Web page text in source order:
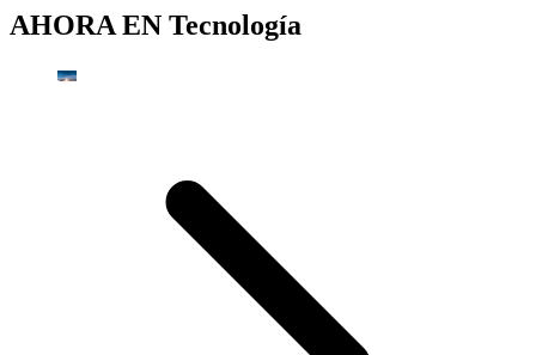
AHORA EN Tecnología